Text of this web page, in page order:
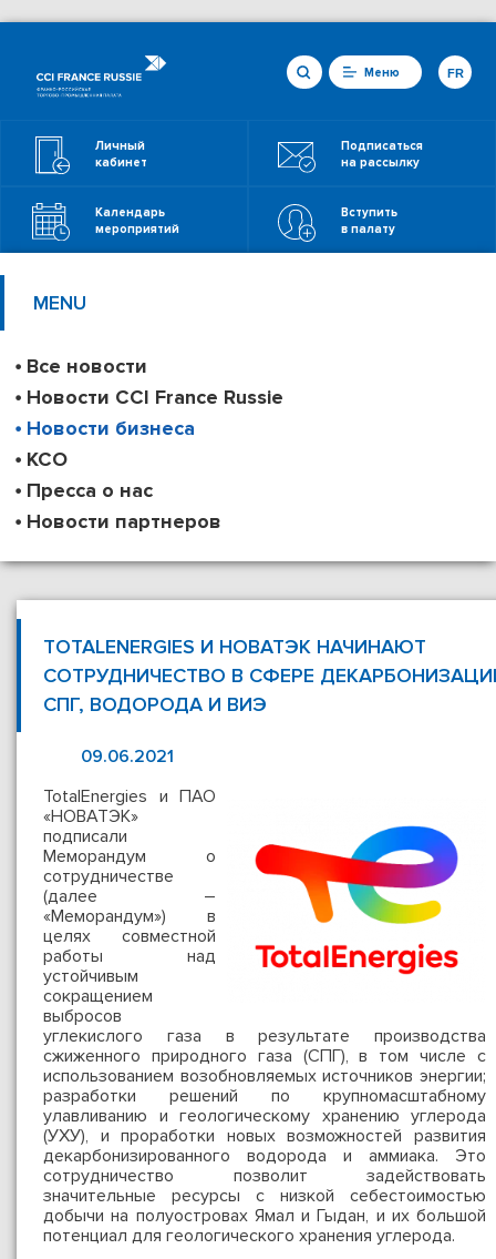
Меню
Личный
кабинет
Подписаться
на рассылку
Календарь
мероприятий
Вступить
в палату
FR
MENU
Все новости
Новости CCI France Russie
Новости бизнеса
КСО
Пресса о нас
Новости партнеров
TOTALENERGIES И НОВАТЭК НАЧИНАЮТ
СОТРУДНИЧЕСТВО В СФЕРЕ
СПГ, ВОДОРОДА И ВИЭ
09.06.2021
TotalEnergies и ПАО
«НОВАТЭК»
подписали
Меморандум о
сотрудничестве
(далее –
«Меморандум») в
целях совместной
работы над
устойчивым
сокращением
выбросов
углекислого газа в результате производства
сжиженного природного газа (СПГ), в том числе с
использованием возобновляемых источников энергии;
разработки решений по крупномасштабному
улавливанию и геологическому хранению углерода
(УХУ), и проработки новых возможностей развития
декарбонизированного водорода и аммиака. Это
сотрудничество позволит задействовать
значительные ресурсы с низкой себестоимостью
добычи на полуостровах Ямал и Гыдан, и их большой
потенциал для геологического хранения углерода.